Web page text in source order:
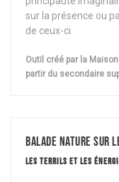
sur la présence ou
de ceux-ci.
Outil créé par la
partir du secondaire
Balade Nature sur
LES TERRILS ET LES